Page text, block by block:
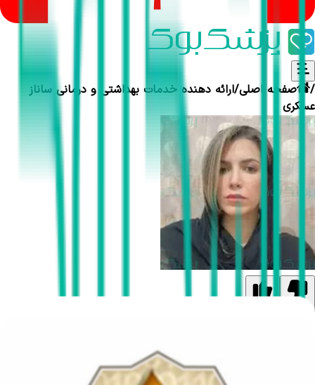
صفحه اصلی / ارائه دهنده خدمات بهداشتی و درمانی/
ساناز
عسکری
پزشک ساناز عسکری